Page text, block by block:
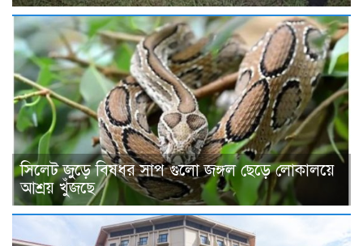
সিলেট জুড়ে বিষধর সাপ গুলো জঙ্গল ছেড়ে লোকালয়ে
আশ্রয় খুঁজছে